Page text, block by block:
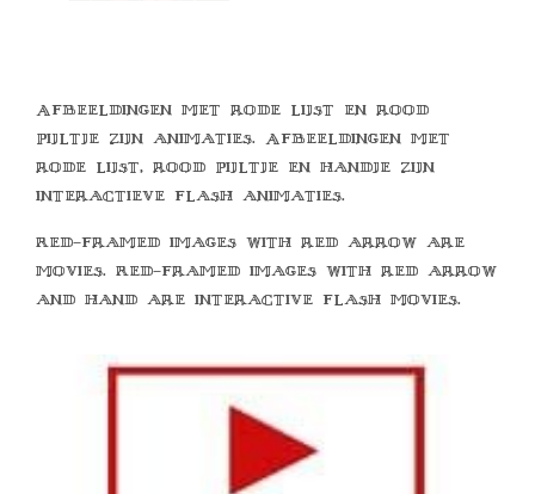
Afbeeldingen met rode lijst en rood
pijltje zijn animaties. Afbeeldingen met
rode lijst, rood pijltje en handje zijn
interactieve flash animaties.
Red-framed images with red arrow are
movies. Red-framed images with red arrow
and hand are interactive flash movies.